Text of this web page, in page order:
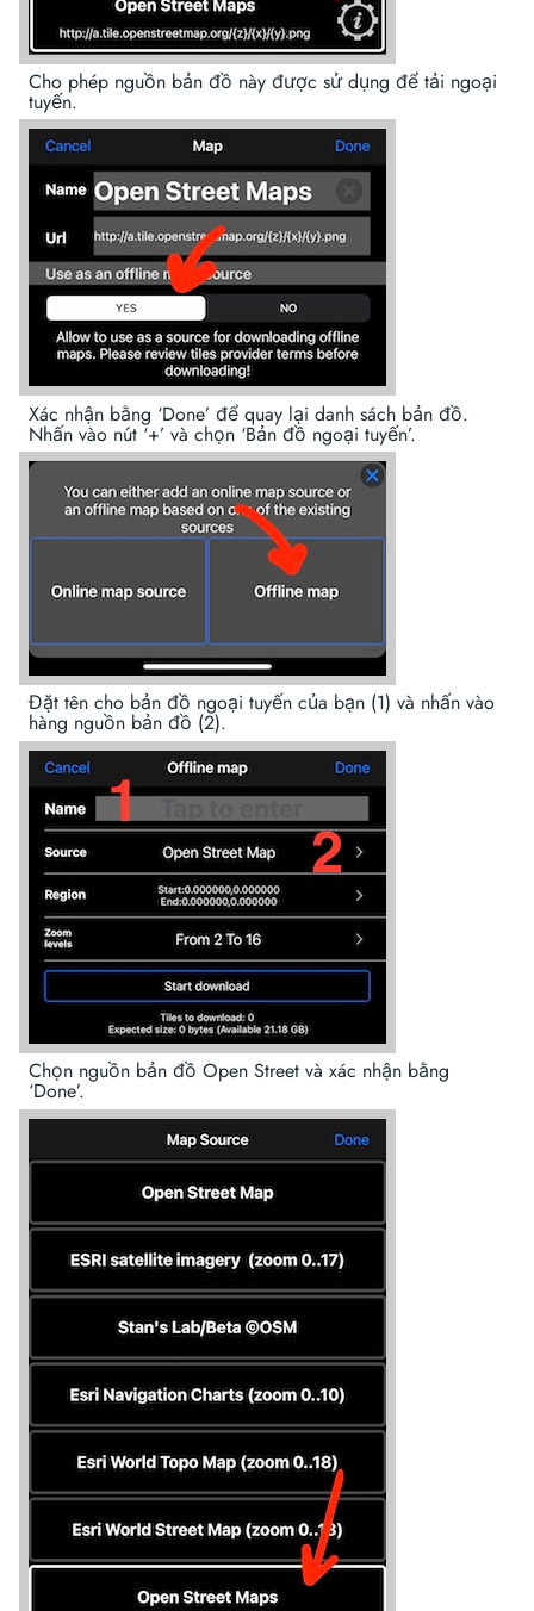
Cho phép nguồn bản đồ này được sử dụng để tải ngoại
tuyến.
Xác nhận bằng ‘Done’ để quay lại danh sách bản đồ.
Nhấn vào nút ‘+’ và chọn ‘Bản đồ ngoại tuyến’.
Đặt tên cho bản đồ ngoại tuyến của bạn (1) và nhấn vào
hàng nguồn bản đồ (2).
Chọn nguồn bản đồ Open Street và xác nhận bằng
‘Done’.